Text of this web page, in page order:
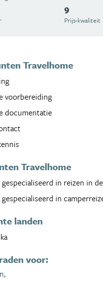
9
Prijs-kwaliteit
Travelhome
voorbereiding
documentatie
Travelhome
in reizen in
in
landen
voor: